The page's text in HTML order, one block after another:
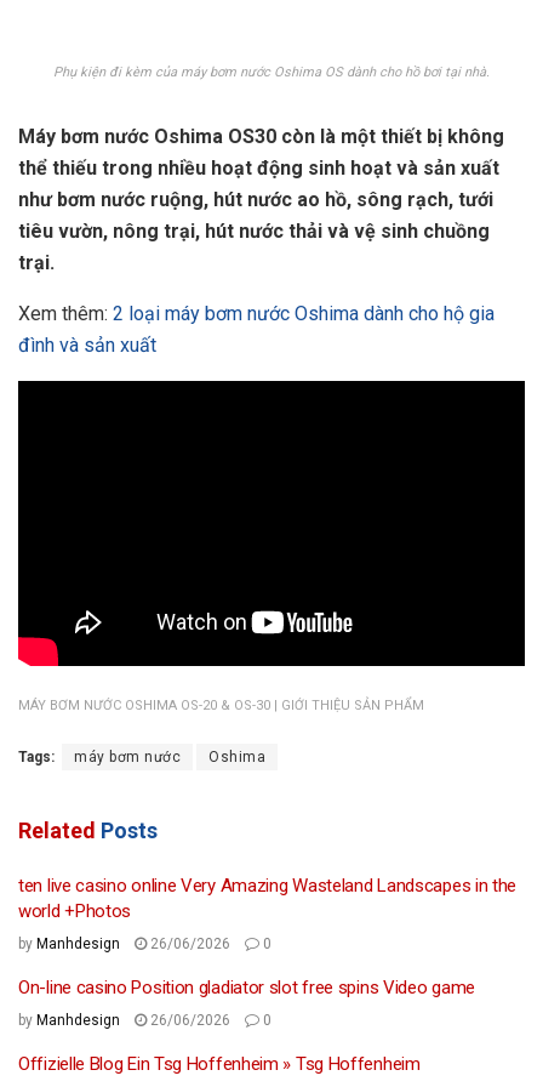
Phụ kiện đi kèm của máy bơm nước Oshima OS dành cho hồ bơi tại nhà.
Máy bơm nước Oshima OS30 còn là một thiết bị không
thể thiếu trong nhiều hoạt động sinh hoạt và sản xuất
như bơm nước ruộng, hút nước ao hồ, sông rạch, tưới
tiêu vườn, nông trại, hút nước thải và vệ sinh chuồng
trại.
Xem thêm: 2 loại máy bơm nước Oshima dành cho hộ gia
đình và sản xuất
MÁY BƠM NƯỚC OSHIMA OS-20 & OS-30 | GIỚI THIỆU SẢN PHẨM
Tags: máy bơm nước Oshima
Related Posts
ten live casino online Very Amazing Wasteland Landscapes in the
world +Photos
by Manhdesign 26/06/2026 0
On-line casino Position gladiator slot free spins Video game
by Manhdesign 26/06/2026 0
Offizielle Blog Ein Tsg Hoffenheim » Tsg Hoffenheim